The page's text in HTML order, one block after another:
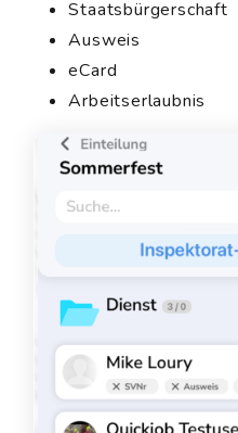
Staatsbürgerschaft
Ausweis
eCard
Arbeitserlaubnis